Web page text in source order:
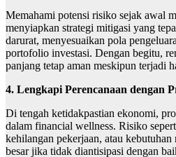
Memahami potensi risiko sejak awal
menyiapkan strategi mitigasi yang
darurat, menyesuaikan pola
portofolio investasi. Dengan begitu,
panjang tetap aman meskipun terjadi
4. Lengkapi Perencanaan dengan
Di tengah ketidakpastian ekonomi,
dalam financial wellness. Risiko
kehilangan pekerjaan, atau kebutuhan
besar jika tidak diantisipasi dengan